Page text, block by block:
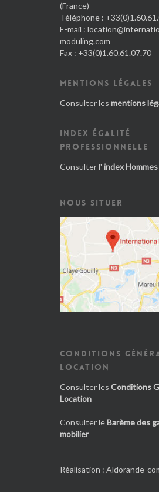
(France)
Téléphone :
E-mail :
moduling.com
Fax : +33(0)1.60.61.07.70
MENTIONS LÉGALES
Consulter les mentions
INDEX ÉGALITÉ
PROFESSIONNELLE
Consulter l' index
NOUS SITUER
CONDITIONS
LOCATION
Consulter les Conditions
Location
Consulter le Barème des
mobilier
Réalisation : Aldorande-